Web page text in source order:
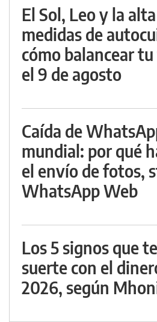
El Sol, Leo y la
medidas de
cómo balancear
el 9 de agosto
Caída de
mundial: por qué
el envío de fotos,
WhatsApp Web
Los 5 signos que
suerte con el
2026, según